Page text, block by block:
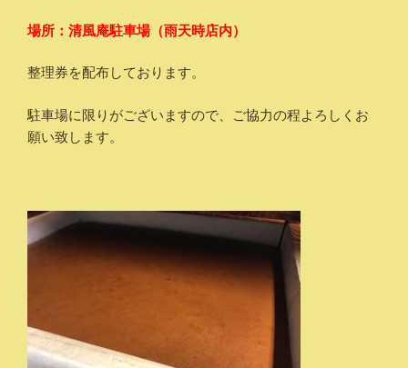
場所：清風庵駐車場（雨天時店内）
整理券を配布しております。
駐車場に限りがございますので、ご協力の程よろしくお
願い致します。